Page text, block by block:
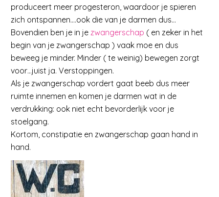
produceert meer progesteron, waardoor je spieren
zich ontspannen….ook die van je darmen dus…
Bovendien ben je in jezwangerschap ( en zeker in het
begin van je zwangerschap ) vaak moe en dus
beweeg je minder. Minder ( te weinig) bewegen zorgt
voor…juist ja. Verstoppingen.
Als je zwangerschap vordert gaat beeb dus meer
ruimte innemen en komen je darmen wat in de
verdrukking: ook niet echt bevorderlijk voor je
stoelgang.
Kortom, constipatie en zwangerschap gaan hand in
hand.